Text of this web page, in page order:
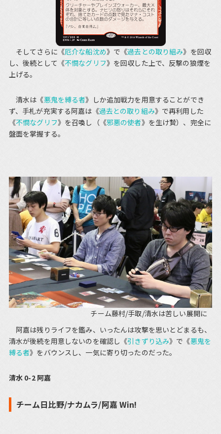
そしてさらに《厄介な船沈め》で《過去との取り組み》を回収
し、後続として《不憫なグリフ》を回収した上で、反撃の狼煙を
上げる。
清水は《悪鬼を縛る者》しか追加戦力を用意することができ
ず、手札が充実する阿嘉は《過去との取り組み》で再利用した
《不憫なグリフ》を召喚し（《邪悪の使者》を生け贄）、完全に
盤面を掌握する。
チーム藤村/手取/清水は苦しい展開に
阿嘉は残りライフを鑑み、いったんは攻撃を思いとどまるも、
清水が後続を用意しないのを確認し《引きずり込み》で《悪鬼を
縛る者》をバウンスし、一気に寄り切ったのだった。
清水 0-2 阿嘉
チーム日比野/ナカムラ/阿嘉 Win!